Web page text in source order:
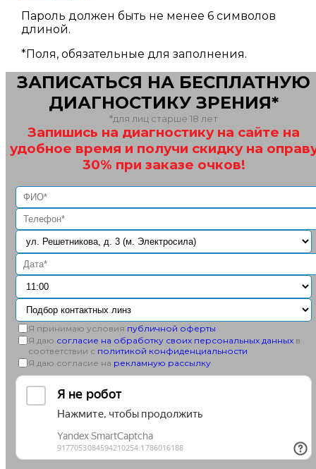
Пароль должен быть не менее 6 символов
длиной.
*Поля, обязательные для заполнения.
ЗАПИСАТЬСЯ НА БЕСПЛАТНУЮ
ДИАГНОСТИКУ ЗРЕНИЯ*
*для лиц старше 18 лет
Запишись на диагностику на сайте на
удобное время и получи скидку на
30% при заказе очков!
Я принимаю условия публичной оферты
Я даю согласие на обработку своих персональных данных в
соответствии с политикой конфиденциальности
Я даю согласие на рекламную рассылку